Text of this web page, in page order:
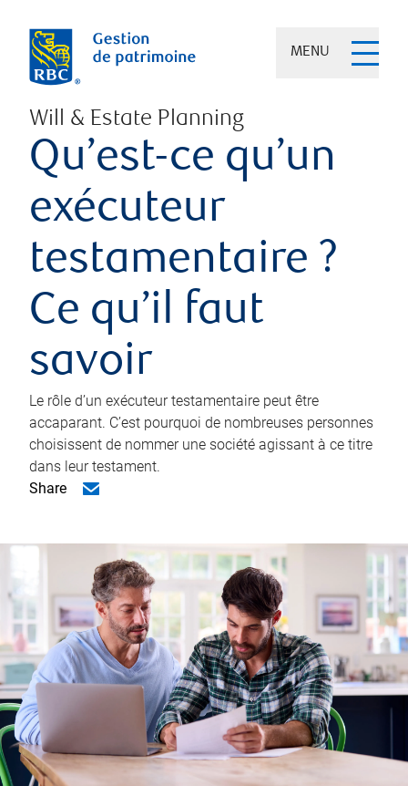
MENU
Will & Estate Planning
Qu’est-ce qu’un
exécuteur
testamentaire ?
Ce qu’il faut
savoir
Le rôle d’un exécuteur testamentaire peut être
accaparant. C’est pourquoi de nombreuses personnes
choisissent de nommer une société agissant à ce titre
dans leur testament.
Share